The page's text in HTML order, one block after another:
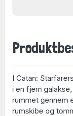
I Catan:
i en fjern
rummet gennem
rumskibe og